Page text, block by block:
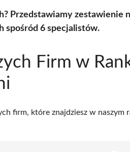
Przedstawiamy zestawienie
spośród 6 specjalistów.
Firm w
firm, które znajdziesz w naszym